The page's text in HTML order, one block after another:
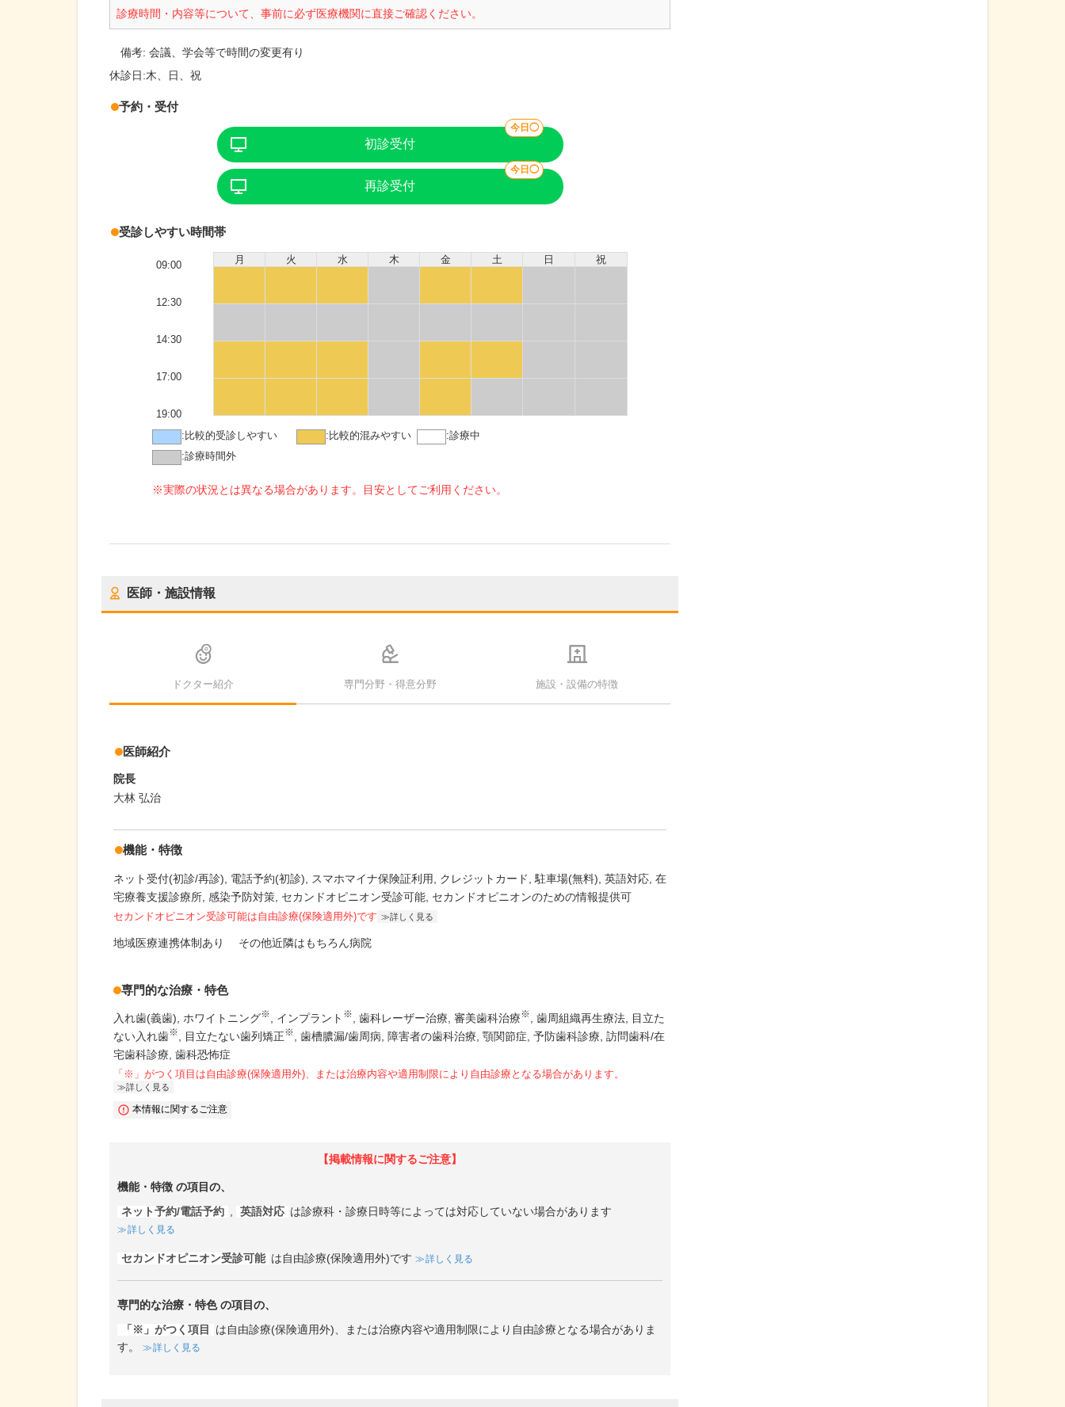
診療時間・内容等について、事前に必ず医療機関に直接ご確認ください。
備考:会議、学会等で時間の変更有り
休診日:木、日、祝
予約・受付
初診受付
今日◯
再診受付
今日◯
受診しやすい時間帯
月 火 水 木 金 土 日 祝
09:00
12:30
14:30
17:00
19:00
: 比較的受診しやすい : 比較的混みやすい :診療中
:診療時間外
※実際の状況とは異なる場合があります。目安としてご利用ください。
医師・施設情報
ドクター紹介 専門分野・得意分野 施設・設備の特徴
医師紹介
院長
大林 弘治
機能・特徴
ネット受付(初診/再診) 電話予約(初診) スマホマイナ保険証利用 クレジットカード 駐車場(無料) 英語対応 在
宅療養支援診療所 感染予防対策 セカンドオピニオン受診可能 セカンドオピニオンのための情報提供可
セカンドオピニオン受診可能は自由診療(保険適用外)です 詳しく見る
地域医療連携体制あり その他近隣はもちろん病院
専門的な治療・特色
入れ歯(義歯) ホワイトニング※ インプラント ※ 歯科レーザー治療 審美歯科治療※ 歯周組織再生療法
目立た
ない入れ歯※ 目立たない歯列矯正※ 歯槽膿漏/歯周病 障害者の歯科治療 顎関節症 予防歯科診療 訪問歯科/在
宅歯科診療 歯科恐怖症
「※」がつく項目は自由診療(保険適用外)、または治療内容や適用制限により自由診療となる場合があります。
詳しく見る
本情報に関するご注意
【掲載情報に関するご注意】
機能・特徴 の項目の、
ネット予約/電話予約 , 英語対応 は診療科・診療日時等によっては対応していない場合があります
詳しく見る
セカンドオピニオン受診可能 は自由診療(保険適用外)です 詳しく見る
専門的な治療・特色の項目の、
「※」がつく項目
は自由診療(保険適用外)、または治療内容や適用制限により自由診療となる場合がありま
す。
詳しく見る